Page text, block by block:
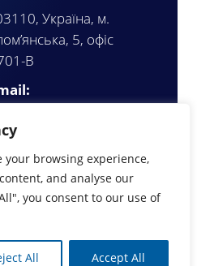
your browsing experience,
and analyse our
you consent to our use of
All Accept All
Україна, м.
5, офіс
В